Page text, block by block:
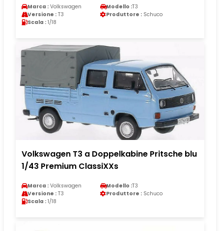
Marca : Volkswagen Modello :T3
Versione : T3 Produttore : Schuco
Scala : 1/18
Volkswagen T3 a Doppelkabine Pritsche blu
1/43 Premium ClassiXXs
Marca : Volkswagen Modello :T3
Versione : T3 Produttore : Schuco
Scala : 1/18